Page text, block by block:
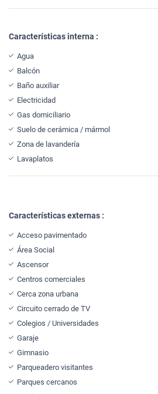
Características interna :
Agua
Balcón
Baño auxiliar
Electricidad
Gas domiciliario
Suelo de cerámica / mármol
Zona de lavandería
Lavaplatos
Características externas :
Acceso pavimentado
Área Social
Ascensor
Centros comerciales
Cerca zona urbana
Circuito cerrado de TV
Colegios / Universidades
Garaje
Gimnasio
Parqueadero visitantes
Parques cercanos